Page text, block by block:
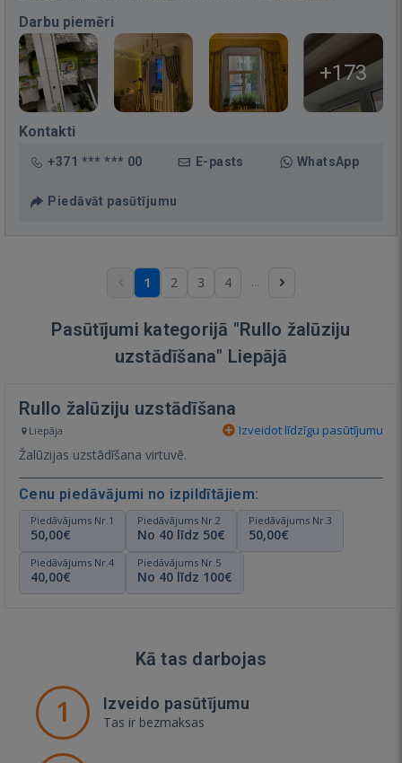
Darbu piemēri
+173
Kontakti
+371 *** *** 00 E-pasts WhatsApp
Piedāvāt pasūtījumu
1 2 3 4 ...
Pasūtījumi kategorijā "Rullo žalūziju
uzstādīšana" Liepājā
Rullo žalūziju uzstādīšana
Liepāja Izveidot līdzīgu pasūtījumu
Žalūzijas uzstādīšana virtuvē.
Cenu piedāvājumi no izpildītājiem:
Piedāvājums Nr.1
50,00€
Piedāvājums Nr.2
No 40 līdz 50€
Piedāvājums Nr.3
50,00€
Piedāvājums Nr.4
40,00€
Piedāvājums Nr.5
No 40 līdz 100€
Kā tas darbojas
1 Izveido pasūtījumu
Tas ir bezmaksas